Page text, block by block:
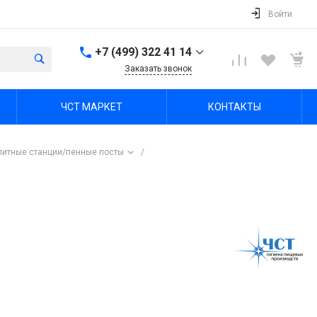
Войти
+7 (499) 322 41 14
г. Тула, Октябрьская ул,
Выходной
Заказать звонок
ЧСТ МАРКЕТ КОНТАКТЫ
станции/пенные посты
/